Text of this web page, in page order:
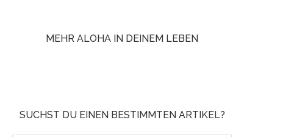
MEHR ALOHA IN DEINEM LEBEN
SUCHST DU EINEN BESTIMMTEN ARTIKEL?